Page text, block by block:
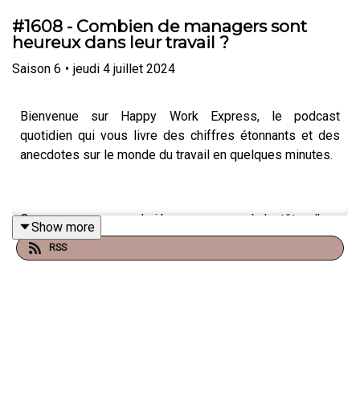
#1608 - Combien de managers sont
heureux dans leur travail ?
Saison 6 • jeudi 4 juillet 2024
Bienvenue sur Happy Work Express, le podcast
quotidien qui vous livre des chiffres étonnants et des
anecdotes sur le monde du travail en quelques minutes.
Que vous soyez salarié, manager ou à la tête d'une
entreprise, Happy Work Express vous apporte chaque
jour des informations pertinentes et surprenantes pour
Show more
RSS